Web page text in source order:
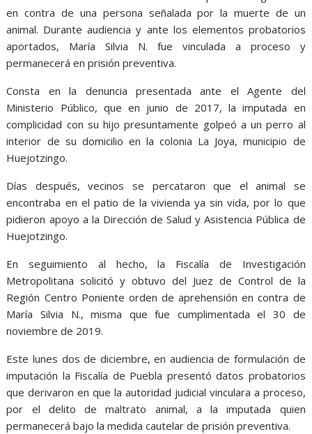
en contra de una persona señalada por la muerte de un
animal. Durante audiencia y ante los elementos probatorios
aportados, María Silvia N. fue vinculada a proceso y
permanecerá en prisión preventiva.
Consta en la denuncia presentada ante el Agente del
Ministerio Público, que en junio de 2017, la imputada en
complicidad con su hijo presuntamente golpeó a un perro al
interior de su domicilio en la colonia La Joya, municipio de
Huejotzingo.
Días después, vecinos se percataron que el animal se
encontraba en el patio de la vivienda ya sin vida, por lo que
pidieron apoyo a la Dirección de Salud y Asistencia Pública de
Huejotzingo.
En seguimiento al hecho, la Fiscalía de Investigación
Metropolitana solicitó y obtuvo del Juez de Control de la
Región Centro Poniente orden de aprehensión en contra de
María Silvia N., misma que fue cumplimentada el 30 de
noviembre de 2019.
Este lunes dos de diciembre, en audiencia de formulación de
imputación la Fiscalía de Puebla presentó datos probatorios
que derivaron en que la autoridad judicial vinculara a proceso,
por el delito de maltrato animal, a la imputada quien
permanecerá bajo la medida cautelar de prisión preventiva.